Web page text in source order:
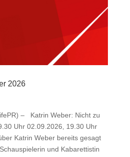
2026
– Katrin Weber: Nicht zu
Uhr 02.09.2026, 19.30 Uhr
Katrin Weber bereits gesagt
und Kabarettistin